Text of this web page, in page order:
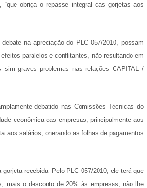
obriga o repasse integral das gorjetas aos
na apreciação do PLC 057/2010, possam
paralelos e conflitantes, não resultando em
graves problemas nas relações CAPITAL /
debatido nas Comissões Técnicas do
econômica das empresas, principalmente aos
aos salários, onerando as folhas de pagamentos
recebida. Pelo PLC 057/2010, ele terá que
mais o desconto de 20% às empresas, não lhe